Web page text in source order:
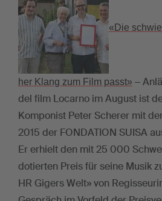
«Die
her Klang zum Film passt» –
del film Locarno im August ist
Komponist Peter Scherer mit
2015 der FONDATION SUISA
Er erhielt den mit 25 000
dotierten Preis für seine Musik
HR Gigers Welt» von